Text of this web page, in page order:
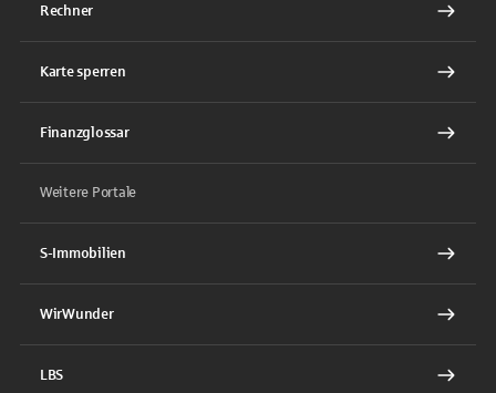
Rechner
Karte sperren
Finanzglossar
Weitere Portale
S-Immobilien
WirWunder
LBS